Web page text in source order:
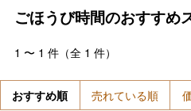
ごほうび時間のおすすめ
1 〜 1 件（全 1 件）
おすすめ順 売れている順